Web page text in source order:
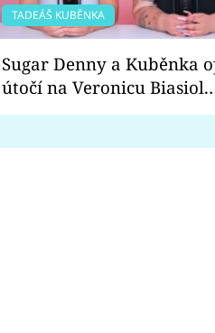
TADEÁŠ KUBĚNKA
Sugar Denny a Kuběnka
útočí na Veronicu Biasiol.
Proč je podle nich falešná